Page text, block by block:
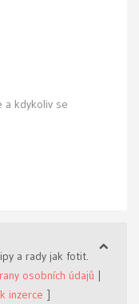
a kdykoliv se
a rady jak fotit.
osobních údajů|
inzerce ]